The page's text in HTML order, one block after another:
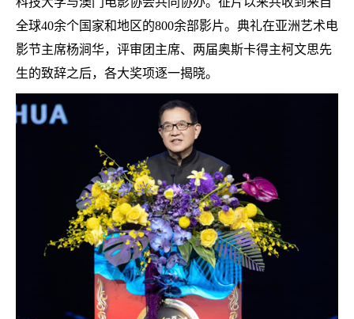
全球40余个国家和地区的800余部影片。典礼在亚洲艺术电
影节主席杨涧华，评审团主席、两届奥斯卡得主柯文思先
生的致辞之后，各大奖项逐一揭晓。